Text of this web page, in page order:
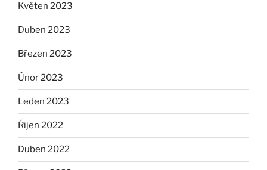
Květen 2023
Duben 2023
Březen 2023
Únor 2023
Leden 2023
Říjen 2022
Duben 2022